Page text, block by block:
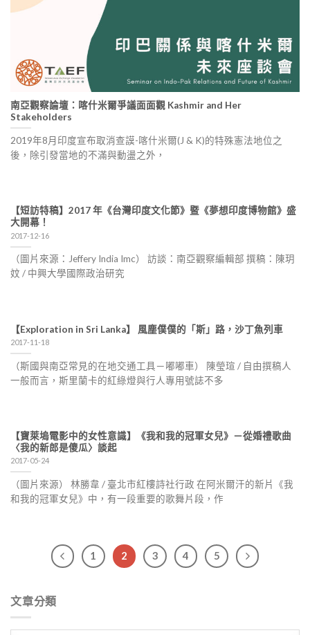
南亞觀察論壇：喀什米爾爭議面面觀 Kashmir and Her
Stakeholders
2019年8月印度宣布取消查謨-喀什米爾(J & K)的特殊憲法地位之
後，除引發當地的不滿與動盪之外，
【短訪特稿】2017 年《台灣印度文化節》暨《夢想印度博物館》盛
大開幕！
2017-12-16
（圖片來源：Jeffery India Imc） 訪談：南亞觀察編輯部 撰稿：陳玥
妏 / 中興大學國際政治研究
【Exploration in Sri Lanka】 風塵僕僕的「斯」路，沙丁魚列車
2017-11-18
（斯國與南亞常見的在地交通工具－嘟嘟車） 陳瑩瑄 / 自由撰稿人
一般而言，斯里蘭卡的紅綠燈與行人專用號誌不多
【寶萊塢電影中的女性意識】《我和我的冠軍女兒》－從婚禮歌曲
〈我的新郎是傻瓜〉談起
2017-05-24
（圖片來源） 林勝韋 / 臺北市紅樓詩社行政 在阿米爾汗的新片《我
和我的冠軍女兒》中，有一段重要的歌舞片段，作
1 2 3 4 5
文章分類